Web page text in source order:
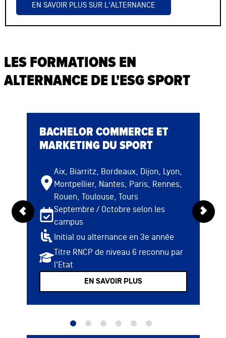
EN SAVOIR PLUS SUR L'ALTERNANCE
LES FORMATIONS EN
ALTERNANCE DE L'ESG SPORT
BACHELOR COMMERCE ET
MARKETING DU SPORT
Aix, Biarritz, Bordeaux, Dijon, Lyon,
Montpellier, Nantes, Paris, Rennes,
Rouen, Toulouse, Tours
Septembre / Octobre selon les
campus
Initial ou alternance en 3e année
Titre RNCP de niveau 6 reconnu par
l'Etat
EN SAVOIR PLUS